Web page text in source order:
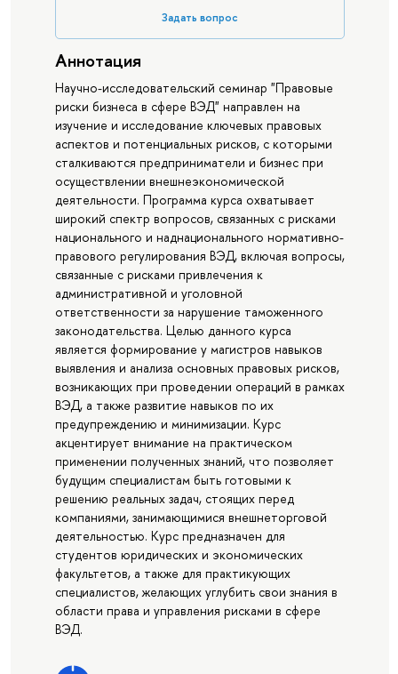
Задать вопрос
Аннотация
Научно-исследовательский семинар "Правовые
риски бизнеса в сфере ВЭД" направлен на
изучение и исследование ключевых правовых
аспектов и потенциальных рисков, с которыми
сталкиваются предприниматели и бизнес при
осуществлении внешнеэкономической
деятельности. Программа курса охватывает
широкий спектр вопросов, связанных с рисками
национального и наднационального нормативно-
правового регулирования ВЭД, включая вопросы,
связанные с рисками привлечения к
административной и уголовной
ответственности за нарушение таможенного
законодательства. Целью данного курса
является формирование у магистров навыков
выявления и анализа основных правовых рисков,
возникающих при проведении операций в рамках
ВЭД, а также развитие навыков по их
предупреждению и минимизации. Курс
акцентирует внимание на практическом
применении полученных знаний, что позволяет
будущим специалистам быть готовыми к
решению реальных задач, стоящих перед
компаниями, занимающимися внешнеторговой
деятельностью. Курс предназначен для
студентов юридических и экономических
факультетов, а также для практикующих
специалистов, желающих углубить свои знания в
области права и управления рисками в сфере
ВЭД.